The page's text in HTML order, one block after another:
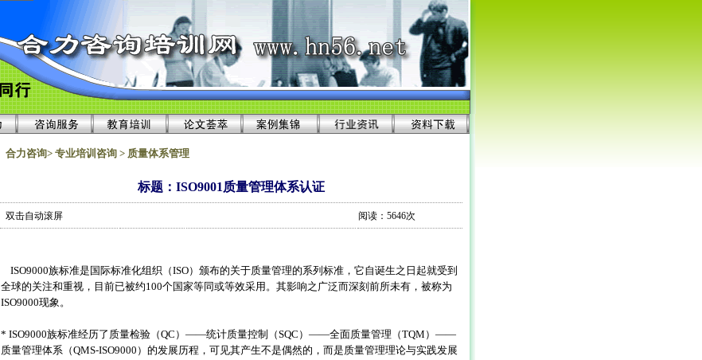
合力咨询> 专业培训咨询 > 质量体系管理
标题：ISO9001质量管理体系认证
双击自动滚屏 阅读：5646次
ISO9000族标准是国际标准化组织（ISO）颁布的关于质量管理的系列标准，它自诞生之日起就受到
全球的关注和重视，目前已被约100个国家等同或等效采用。其影响之广泛而深刻前所未有，被称为
ISO9000现象。
* ISO9000族标准经历了质量检验（QC）——统计质量控制（SQC）——全面质量管理（TQM）——
质量管理体系（QMS-ISO9000）的发展历程，可见其产生不是偶然的，而是质量管理理论与实践发展